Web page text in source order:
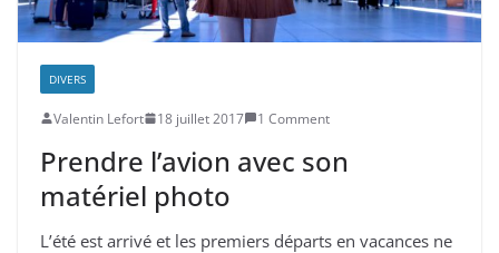
DIVERS
Valentin Lefort 18 juillet 2017 1 Comment
Prendre l’avion avec son
matériel photo
L’été est arrivé et les premiers départs en vacances ne